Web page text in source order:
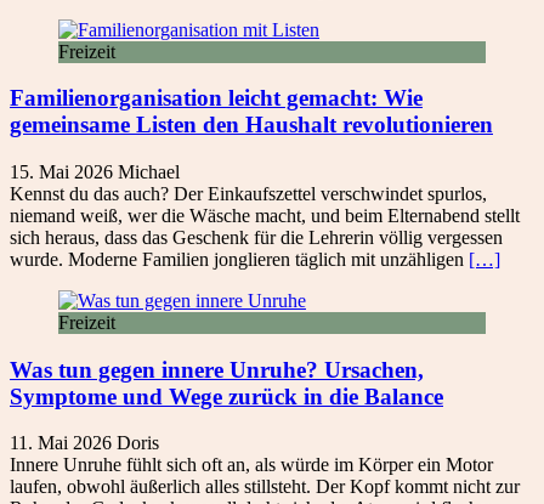
Freizeit
Familienorganisation leicht gemacht: Wie
gemeinsame Listen den Haushalt revolutionieren
15. Mai 2026 Michael
Kennst du das auch? Der Einkaufszettel verschwindet spurlos,
niemand weiß, wer die Wäsche macht, und beim Elternabend stellt
sich heraus, dass das Geschenk für die Lehrerin völlig vergessen
wurde. Moderne Familien jonglieren täglich mit unzähligen […]
Freizeit
Was tun gegen innere Unruhe? Ursachen,
Symptome und Wege zurück in die Balance
11. Mai 2026 Doris
Innere Unruhe fühlt sich oft an, als würde im Körper ein Motor
laufen, obwohl äußerlich alles stillsteht. Der Kopf kommt nicht zur